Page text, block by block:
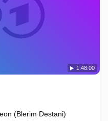
1:48:00
(Blerim Destani)